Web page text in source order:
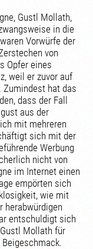
Gustl Mollath,
in die
Vorwürfe der
von
Opfer eines
weil er zuvor auf
Zumindest hat das
dass der Fall
aus der
mit mehreren
sich mit der
Werbung
nicht von
im Internet einen
empörten sich
wie mit
herabwürdigen
entschuldigt sich
Mollath für